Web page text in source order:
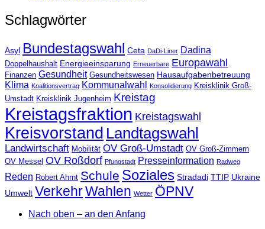
Schlagwörter
Asyl Bundestagswahl Ceta DaDi-Liner Dadina
Doppelhaushalt Energieeinsparung Erneuerbare Europawahl
Finanzen Gesundheit Gesundheitswesen Hausaufgabenbetreuung
Klima Koalitionsvertrag Kommunalwahl Konsolidierung Kreisklinik Groß-
Umstadt Kreisklinik Jugenheim Kreistag
Kreistagsfraktion Kreistagswahl
Kreisvorstand Landtagswahl
Landwirtschaft Mobilität OV Groß-Umstadt OV Groß-Zimmern
OV Messel OV Roßdorf Pfungstadt Presseinformation Radweg
Reden Robert Ahrnt Schule Soziales Stradadi TTIP Ukraine
Umwelt VerkehrWahlen Wetter ÖPNV
Nach oben – an den Anfang